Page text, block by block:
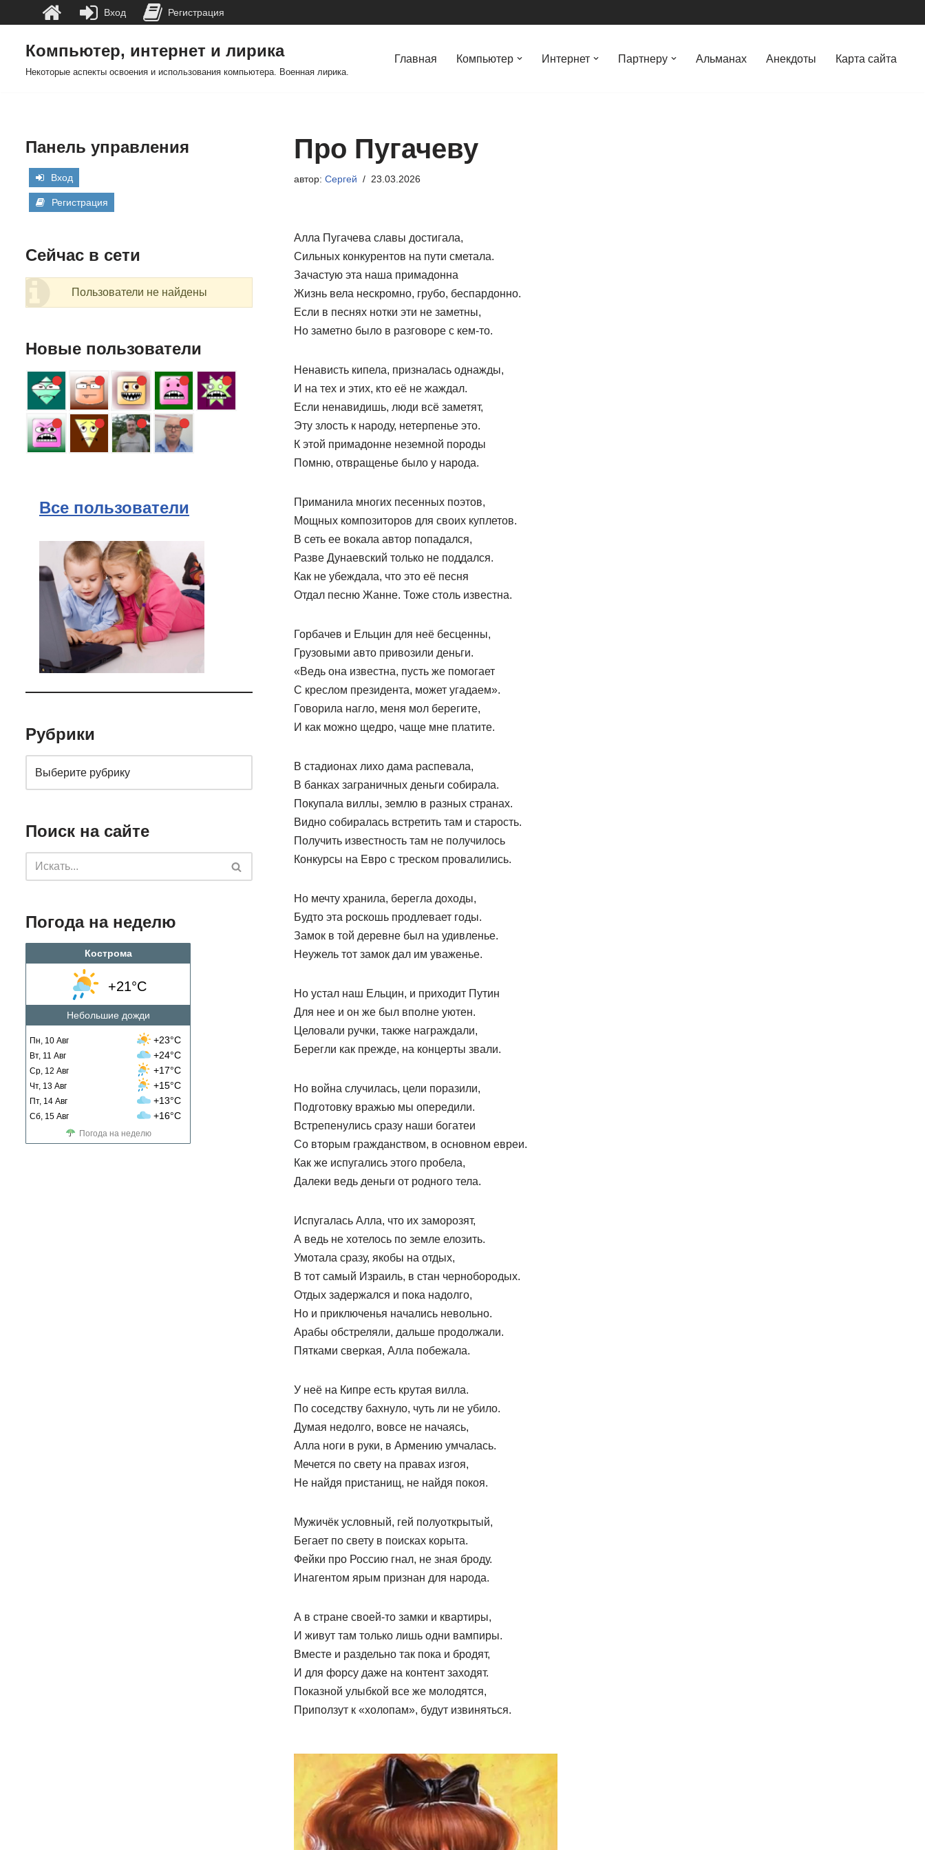
Компьютер, интернет и лирика
Некоторые аспекты освоения и использования компьютера. Военная лирика.
Главная Компьютер Интернет Партнеру Альманах Анекдоты Карта сайта
Панель управления
Вход
Регистрация
Сейчас в сети
Пользователи не найдены
Новые пользователи
Все пользователи
Рубрики
Поиск на сайте
Погода на неделю
Кострома
+21°C
Небольшие дожди
Пн, 10 Авг +23°C
Вт, 11 Авг +24°C
Ср, 12 Авг +17°C
Чт, 13 Авг +15°C
Пт, 14 Авг +13°C
Сб, 15 Авг +16°C
Погода на неделю
Про Пугачеву
автор: Сергей 23.03.2026
Алла Пугачева славы достигала,
Сильных конкурентов на пути сметала.
Зачастую эта наша примадонна
Жизнь вела нескромно, грубо, беспардонно.
Если в песнях нотки эти не заметны,
Но заметно было в разговоре с кем-то.
Ненависть кипела, призналась однажды,
И на тех и этих, кто её не жаждал.
Если ненавидишь, люди всё заметят,
Эту злость к народу, нетерпенье это.
К этой примадонне неземной породы
Помню, отвращенье было у народа.
Приманила многих песенных поэтов,
Мощных композиторов для своих куплетов.
В сеть ее вокала автор попадался,
Разве Дунаевский только не поддался.
Как не убеждала, что это её песня
Отдал песню Жанне. Тоже столь известна.
Горбачев и Ельцин для неё бесценны,
Грузовыми авто привозили деньги.
«Ведь она известна, пусть же помогает
С креслом президента, может угадаем».
Говорила нагло, меня мол берегите,
И как можно щедро, чаще мне платите.
В стадионах лихо дама распевала,
В банках заграничных деньги собирала.
Покупала виллы, землю в разных странах.
Видно собиралась встретить там и старость.
Получить известность там не получилось
Конкурсы на Евро с треском провалились.
Но мечту хранила, берегла доходы,
Будто эта роскошь продлевает годы.
Замок в той деревне был на удивленье.
Неужель тот замок дал им уваженье.
Но устал наш Ельцин, и приходит Путин
Для нее и он же был вполне уютен.
Целовали ручки, также награждали,
Берегли как прежде, на концерты звали.
Но война случилась, цели поразили,
Подготовку вражью мы опередили.
Встрепенулись сразу наши богатеи
Со вторым гражданством, в основном евреи.
Как же испугались этого пробела,
Далеки ведь деньги от родного тела.
Испугалась Алла, что их заморозят,
А ведь не хотелось по земле елозить.
Умотала сразу, якобы на отдых,
В тот самый Израиль, в стан чернобородых.
Отдых задержался и пока надолго,
Но и приключенья начались невольно.
Арабы обстреляли, дальше продолжали.
Пятками сверкая, Алла побежала.
У неё на Кипре есть крутая вилла.
По соседству бахнуло, чуть ли не убило.
Думая недолго, вовсе не начаясь,
Алла ноги в руки, в Армению умчалась.
Мечется по свету на правах изгоя,
Не найдя пристанищ, не найдя покоя.
Мужичёк условный, гей полуоткрытый,
Бегает по свету в поисках корыта.
Фейки про Россию гнал, не зная броду.
Инагентом ярым признан для народа.
А в стране своей-то замки и квартиры,
И живут там только лишь одни вампиры.
Вместе и раздельно так пока и бродят,
И для форсу даже на контент заходят.
Показной улыбкой все же молодятся,
Приползут к «холопам», будут извиняться.
Вход Регистрация